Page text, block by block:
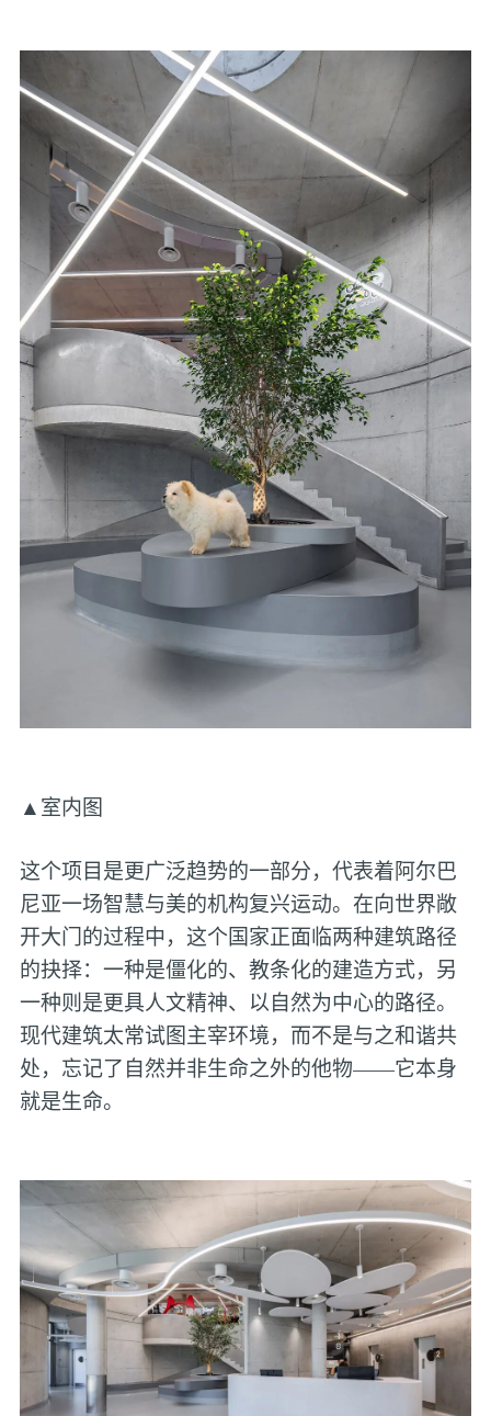
▲室内图
这个项目是更广泛趋势的一部分，代表着阿尔巴
尼亚一场智慧与美的机构复兴运动。在向世界敞
开大门的过程中，这个国家正面临两种建筑路径
的抉择：一种是僵化的、教条化的建造方式，另
一种则是更具人文精神、以自然为中心的路径。
现代建筑太常试图主宰环境，而不是与之和谐共
处，忘记了自然并非生命之外的他物——它本身
就是生命。